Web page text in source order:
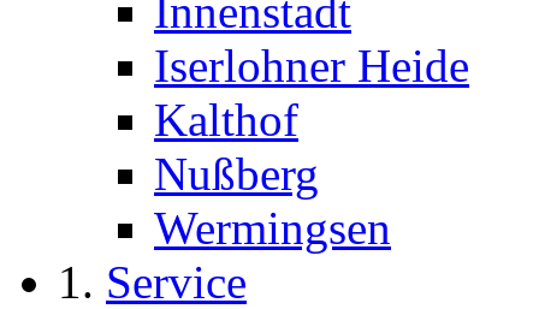
Innenstadt
Iserlohner Heide
Kalthof
Nußberg
Wermingsen
Service